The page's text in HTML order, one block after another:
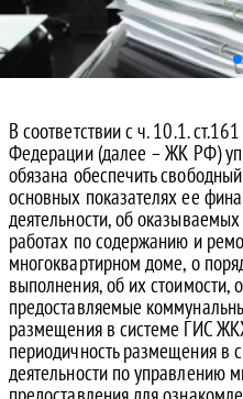
В соответствии с ч. 10.1.
Федерации (далее – ЖК РФ)
обязана обеспечить
основных показателях ее
деятельности, об
работах по содержанию и
многоквартирном доме, о
выполнения, об их стоимости,
предоставляемые
размещения в системе ГИС
периодичность размещения в
деятельности по управлению